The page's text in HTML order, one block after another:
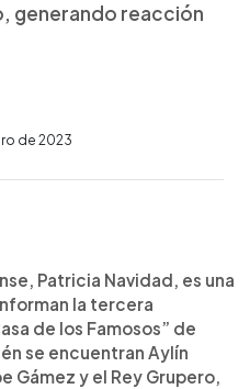
generando reacción
de 2023
Patricia Navidad, es una
la tercera
de los Famosos” de
se encuentran Aylín
Gámez y el Rey Grupero,